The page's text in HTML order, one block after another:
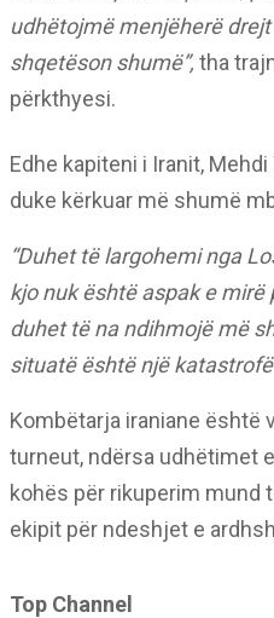
udhëtojmë menjëherë
shqetëson shumë”, tha
përkthyesi.
Edhe kapiteni i Iranit,
duke kërkuar më shumë
“Duhet të largohemi nga
kjo nuk është aspak e mirë
duhet të na ndihmojë më
situatë është një
Kombëtarja iraniane është
turneut, ndërsa udhëtimet
kohës për rikuperim mund
ekipit për ndeshjet e
Top Channel